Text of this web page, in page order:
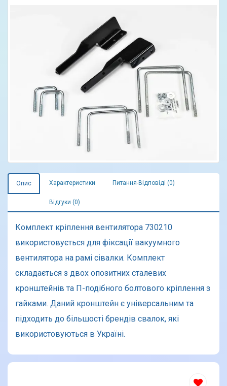
Опис Характеристики Питання-Відповіді (0)
Відгуки (0)
Комплект кріплення вентилятора 730210
використовується для фіксації вакуумного
вентилятора на рамі сівалки. Комплект
складається з двох опозитних сталевих
кронштейнів та П-подібного болтового кріплення з
гайками. Даний кронштейн є універсальним та
підходить до більшості брендів свалок, які
використовуються в Україні.